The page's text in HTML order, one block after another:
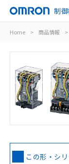
制
Home > 商品情報 >
この形・シ